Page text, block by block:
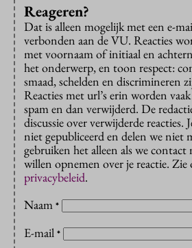
Reageren?
Dat is alleen mogelijk met een e-
verbonden aan de VU. Reacties
met voornaam of initiaal en
het onderwerp, en toon respect:
smaad, schelden en discrimineren
Reacties met url’s erin worden
spam en dan verwijderd. De
discussie over verwijderde reacties.
niet gepubliceerd en delen we niet
gebruiken het alleen als we contact
willen opnemen over je reactie. Zie
privacybeleid.
Naam *
E-mail *